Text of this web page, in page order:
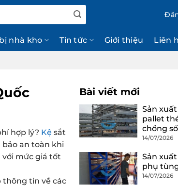
nhà kho Tin tức Giới thiệu Liên
hợp lý? Kệ sắt
an toàn khi
với mức giá tốt
thông tin về các
Bài viết mới
Sản
pallet
chồng
14/07/2026
Sản
phụ
14/07/2026